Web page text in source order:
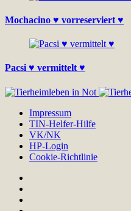
Mochacino ♥ vorreserviert ♥
Pacsi ♥ vermittelt ♥
Impressum
TIN-Helfer-Hilfe
VK/NK
HP-Login
Cookie-Richtlinie